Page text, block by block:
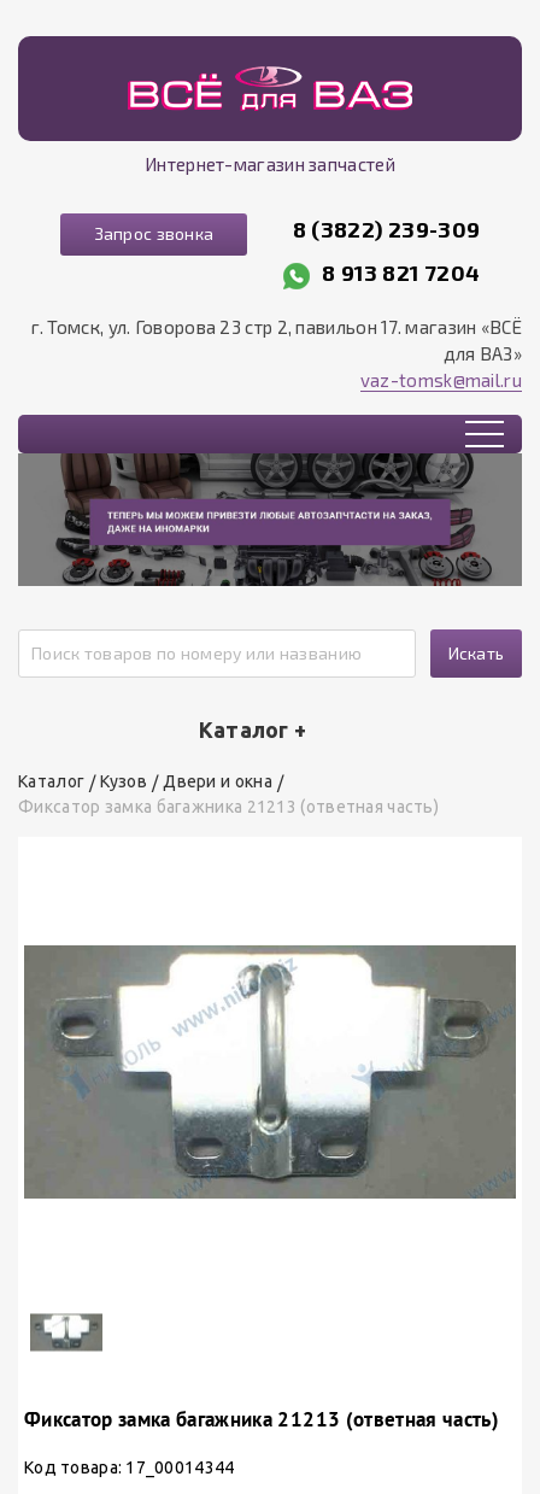
Интернет-магазин запчастей
Запрос звонка
8 (3822) 239-309
8 913 821 7204
г. Томск, ул. Говорова 23 стр 2, павильон 17. магазин «ВСЁ
для ВАЗ»
vaz-tomsk@mail.ru
Искать
Каталог +
Каталог Кузов
Двери и окна
Фиксатор замка багажника 21213 (ответная часть)
Фиксатор замка багажника 21213 (ответная часть)
Код товара: 17_00014344